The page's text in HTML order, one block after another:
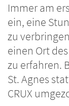
Immer am
ein, eine
zu
einen Ort
zu erfahren.
St. Agnes
CRUX